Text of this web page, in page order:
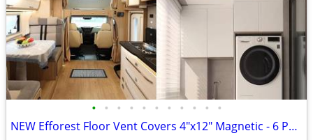
• • • • • • • • • • •
NEW Efforest Floor Vent Covers 4"x12" Magnetic - 6 Pack Air Vent